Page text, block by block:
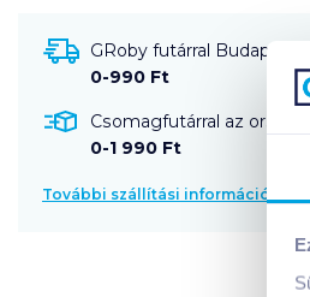
GRoby futárral
0-990 Ft
Csomagfutárral az
0-1 990 Ft
További szállítási információk